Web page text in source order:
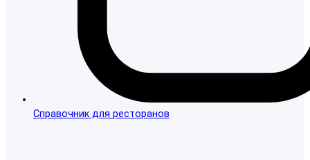
Справочник для ресторанов